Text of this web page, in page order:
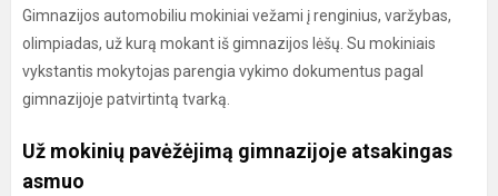
Gimnazijos automobiliu mokiniai vežami į renginius, varžybas,
olimpiadas, už kurą mokant iš gimnazijos lėšų. Su mokiniais
vykstantis mokytojas parengia vykimo dokumentus pagal
gimnazijoje patvirtintą tvarką.
Už mokinių pavėžėjimą gimnazijoje atsakingas
asmuo